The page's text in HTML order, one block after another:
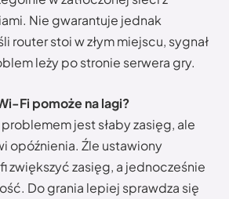
Nie gwarantuje jednak
router stoi w złym miejscu, sygnał
leży po stronie serwera gry.
Fi pomoże na lagi?
jest słaby zasięg, ale
opóźnienia. Źle ustawiony
zwiększyć zasięg, a jednocześnie
Do grania lepiej sprawdza się